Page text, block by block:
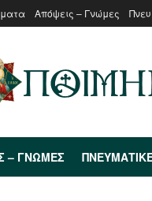
Απόψεις – Γνώμες
– ΓΝΏΜΕΣ